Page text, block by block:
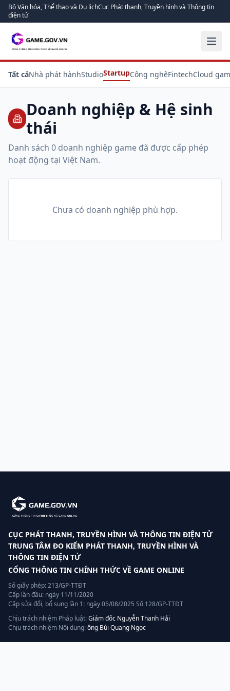
Bộ Văn hóa, Thể thao và Du lịchCục Phát thanh, Truyền hình và Thông tin
điện tử
Tất cảNhà phát hànhStudioStartupCông nghệFintechCloud
Doanh nghiệp & Hệ sinh
thái
Danh sách 0 doanh nghiệp game đã được cấp phép
hoạt động tại Việt Nam.
Chưa có doanh nghiệp phù hợp.
CỤC PHÁT THANH, TRUYỀN HÌNH VÀ THÔNG TIN ĐIỆN TỬ
TRUNG TÂM ĐO KIỂM PHÁT THANH, TRUYỀN HÌNH VÀ
THÔNG TIN ĐIỆN TỬ
CỔNG THÔNG TIN CHÍNH THỨC VỀ GAME ONLINE
Số giấy phép: 213/GP-TTĐT
Cấp lần đầu: ngày 11/11/2020
Cấp sửa đổi, bổ sung lần 1: ngày 05/08/2025 Số 128/GP-TTĐT
Chịu trách nhiệm Pháp luật:Giám đốc Nguyễn Thanh Hải
Chịu trách nhiệm Nội dung:ông Bùi Quang Ngọc